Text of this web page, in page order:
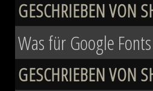
GESCHRIEBEN VON
Was für Google
GESCHRIEBEN VON